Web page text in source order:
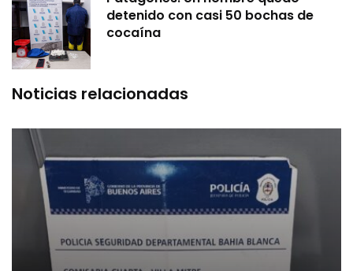
detenido con casi 50 bochas de
cocaína
Noticias relacionadas